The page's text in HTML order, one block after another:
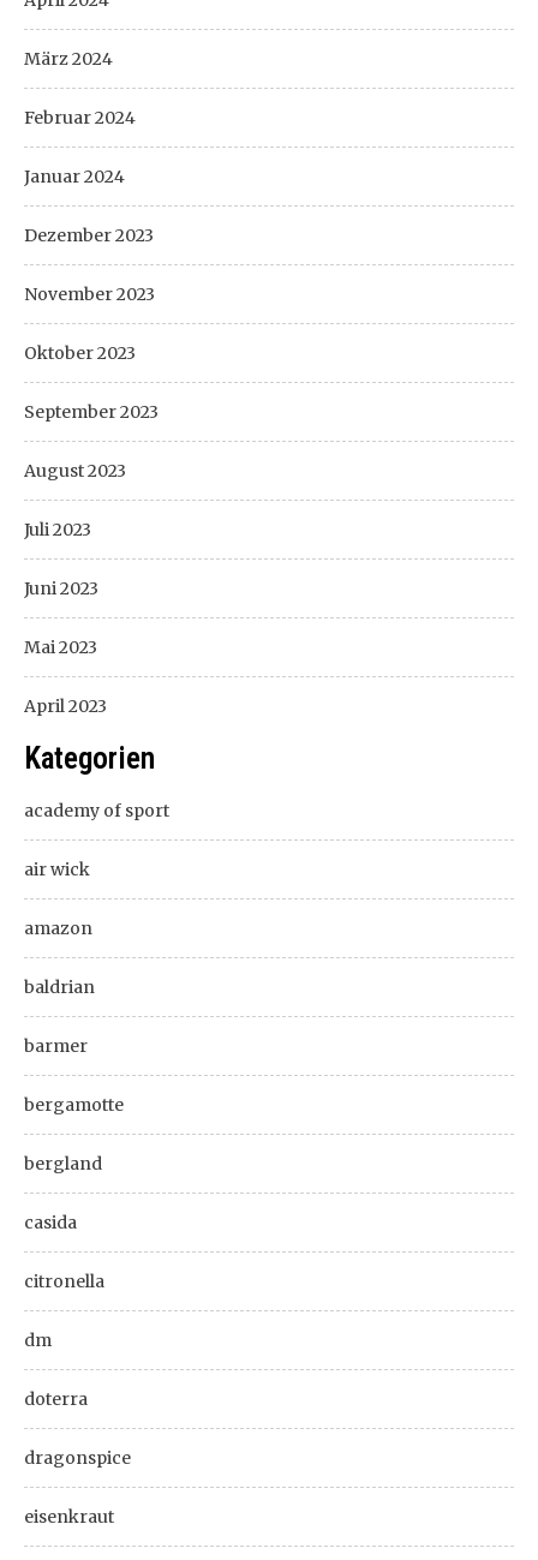
März 2024
Februar 2024
Januar 2024
Dezember 2023
November 2023
Oktober 2023
September 2023
August 2023
Juli 2023
Juni 2023
Mai 2023
April 2023
Kategorien
academy of sport
air wick
amazon
baldrian
barmer
bergamotte
bergland
casida
citronella
dm
doterra
dragonspice
eisenkraut